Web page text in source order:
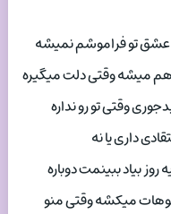
عشق تو فراموشم نمیشه
میشه وقتی دلت میگیره
وقتی تو رو نداره
داری یا نه
بیاد ببینمت دوباره
میکشه وقتی منو